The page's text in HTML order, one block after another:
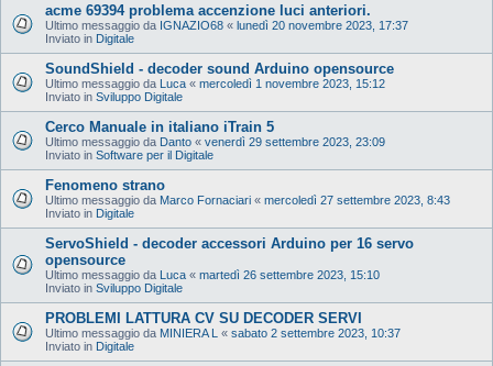
acme 69394 problema accenzione luci anteriori.
Ultimo messaggio da IGNAZIO68 « lunedì 20 novembre 2023, 17:37
Inviato in Digitale
SoundShield - decoder sound Arduino opensource
Ultimo messaggio da Luca « mercoledì 1 novembre 2023, 15:12
Inviato in Sviluppo Digitale
Cerco Manuale in italiano iTrain 5
Ultimo messaggio da Danto « venerdì 29 settembre 2023, 23:09
Inviato in Software per il Digitale
Fenomeno strano
Ultimo messaggio da Marco Fornaciari « mercoledì 27 settembre 2023, 8:43
Inviato in Digitale
ServoShield - decoder accessori Arduino per 16 servo
opensource
Ultimo messaggio da Luca « martedì 26 settembre 2023, 15:10
Inviato in Sviluppo Digitale
PROBLEMI LATTURA CV SU DECODER SERVI
Ultimo messaggio da MINIERA L « sabato 2 settembre 2023, 10:37
Inviato in Digitale